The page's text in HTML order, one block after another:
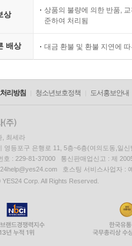
상
상품의 불량에 의한 반품,
준하여 처리됨
배상 대금 환불 및 환불 지연에
리방침 청소년보호정책 도서홍보안내
, 최세라
영등포구 은행로 11, 5층~6층(여의도동,일신
호 : 229-81-37000 통신판매업신고 : 제
호스팅 서비스사업자 :
Corp. All Rights Reserved.